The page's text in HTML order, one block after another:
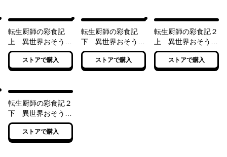
転生厨師の彩食記
上 異世界おそうざ
い食堂へようこそ！
ストアで購入
転生厨師の彩食記
下 異世界おそうざ
い食堂へようこそ！
ストアで購入
転生厨師の彩食記２
上 異世界おそうざ
い食堂へようこそ！
ストアで購入
転生厨師の彩食記２
下 異世界おそうざ
い食堂へようこそ！
ストアで購入